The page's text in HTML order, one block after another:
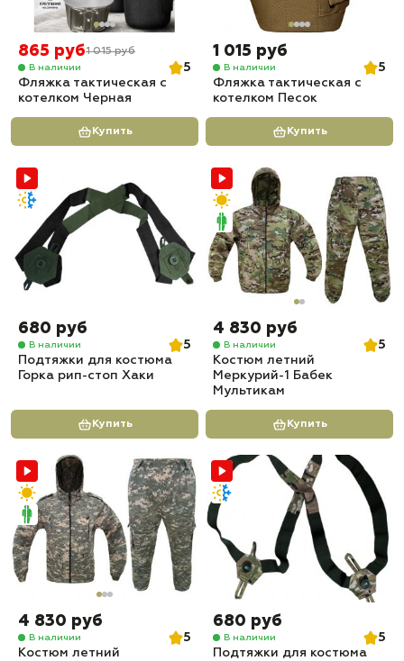
865 руб1 015 руб
В наличии
5
Фляжка тактическая с
котелком Черная
Купить
1 015 руб
В наличии
5
Фляжка тактическая с
котелком Песок
Купить
680 руб
В наличии
5
Подтяжки для костюма
Горка рип-стоп Хаки
Купить
4 830 руб
В наличии
5
Костюм летний
Меркурий-1 Бабек
Мультикам
Купить
4 830 руб
В наличии
5
Костюм летний
680 руб
В наличии
5
Подтяжки для костюма